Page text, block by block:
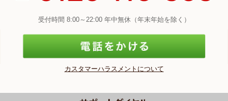
受付時間 8:00～22:00 年中無休（年末年始を除く）
カスタマーハラスメントについて